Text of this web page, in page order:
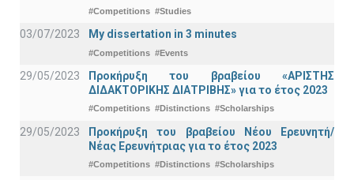
#Competitions #Studies
03/07/2023 My dissertation in 3 minutes
#Competitions #Events
29/05/2023
Προκήρυξη του βραβείου «ΑΡΙΣΤΗΣ
ΔΙΔΑΚΤΟΡΙΚΗΣ ΔΙΑΤΡΙΒΗΣ» για το έτος 2023
#Competitions #Distinctions #Scholarships
29/05/2023
Προκήρυξη του βραβείου Νέου Ερευνητή/
Νέας Ερευνήτριας για το έτος 2023
#Competitions #Distinctions #Scholarships